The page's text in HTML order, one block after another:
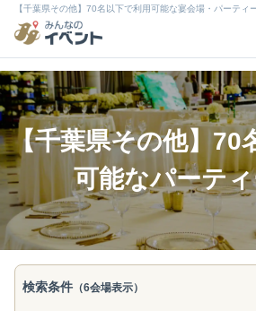
【千葉県その他】70名以下で利用可能な宴会場・パーティ
【千葉県その他】70
可能なパーテ
検索条件 （6会場表示）